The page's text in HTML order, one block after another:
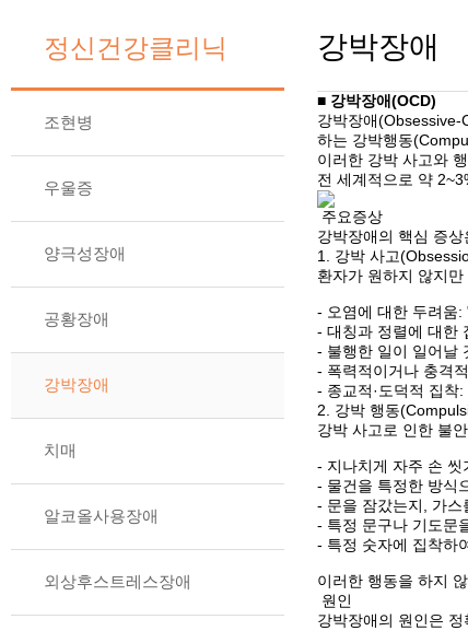
정신건강클리닉
조현병
우울증
양극성장애
공황장애
강박장애
치매
알코올사용장애
외상후스트레스장애
강박장애
■ 강박장애(OCD)
강박장애(Obsessive-
하는 강박행동
이러한 강박 사고와
전 세계적으로 약
주요증상
강박장애의 핵심 증
1. 강박 사고
환자가 원하지 않지
- 오염에 대한 두려움
- 대칭과 정렬에 대한
- 불행한 일이 일어날
- 폭력적이거나 충격
- 종교적·도덕적 집착
2. 강박 행동
강박 사고로 인한 불
- 지나치게 자주 손 씻
- 물건을 특정한 방식
- 문을 잠갔는지, 가스
- 특정 문구나 기도문
- 특정 숫자에 집착하
이러한 행동을 하지
원인
강박장애의 원인은